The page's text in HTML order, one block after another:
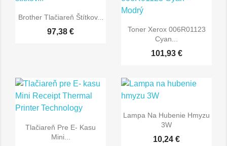
Brother Tlačiareň Štítkov...
97,38 €
Toner Xerox 006R01123
Cyan...
101,93 €
Tlačiareň Pre E- Kasu
Mini...
Lampa Na Hubenie Hmyzu
3W
10,24 €